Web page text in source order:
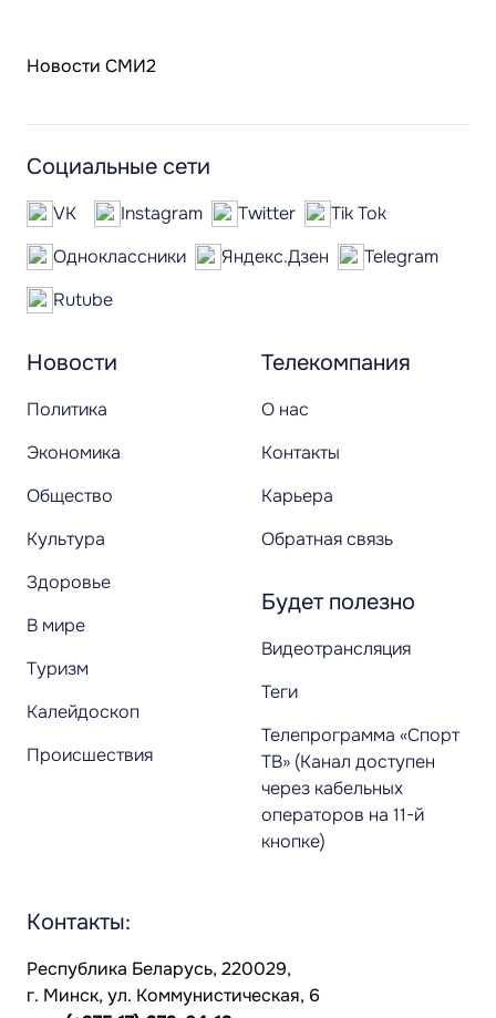
Новости СМИ2
Новости
Политика
Экономика
Общество
Культура
Здоровье
В мире
Туризм
Калейдоскоп
Происшествия
Телекомпания
О нас
Контакты
Карьера
Обратная связь
Будет полезно
Видеотрансляция
Теги
Телепрограмма «Спорт
ТВ» (Канал доступен
через кабельных
операторов на 11-й
кнопке)
Социальные сети
VK Instagram Twitter
Tik Tok
Одноклассники
Яндекс.Дзен
Telegram
Rutube
Контакты:
Республика Беларусь, 220029,
г. Минск, ул. Коммунистическая, 6